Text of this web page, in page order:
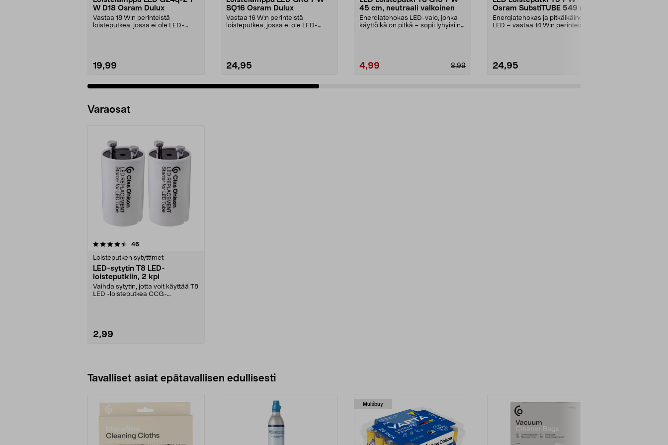
W D18 Osram Dulux
Vastaa 18 W:n perinteistä
loisteputkea, jossa ei ole LED-
19,99
SQ16 Osram Dulux
Vastaa 16 W:n perinteistä
loisteputkea, jossa ei ole LED-
24,95
45 cm, neutraali valkoinen
Energiatehokas LED-valo, jonka
käyttöikä on pitkä – sopii lyhyisiin
4,99 8,99
Osram SubstiTUBE 549 mm
Energiatehokas ja pitkäikäinen
LED – vastaa 14 W:n perinteistä
24,95
Varaosat
46arvostelut
Loisteputken sytyttimet
LED-sytytin T8 LED-
loisteputkiin, 2 kpl
Vaihda sytytin, jotta voit käyttää T8
LED -loisteputkea CCG-
2,99
Tavalliset asiat epätavallisen edullisesti
Multibuy